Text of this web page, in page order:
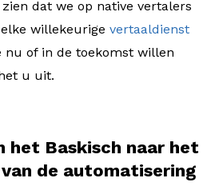
dat we op native vertalers
willekeurige vertaaldienst
nu of in de toekomst willen
u uit.
het Baskisch naar het
van de automatisering